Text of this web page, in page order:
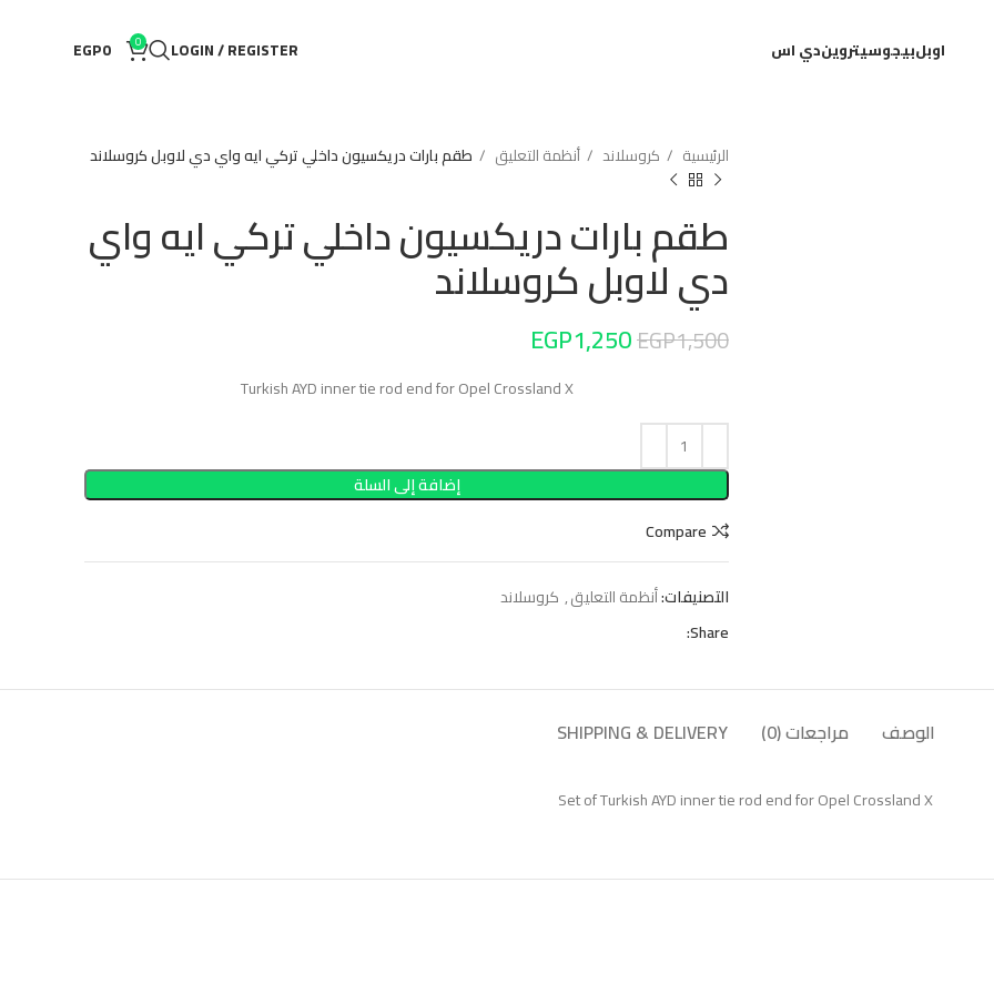
اوبلبيجوسيترويندي اس LOGIN / REGISTER
0
EGP0
الرئيسية كروسلاند أنظمة التعليق طقم بارات دريكسيون داخلي تركي ايه واي دي لاوبل كروسلاند
طقم بارات دريكسيون داخلي تركي ايه واي
دي لاوبل كروسلاند
EGP1,500
EGP1,250
Turkish AYD inner tie rod end for Opel Crossland X
إضافة إلى السلة
Compare
التصنيفات:أنظمة التعليق, كروسلاند
Share:
الوصف مراجعات (0) SHIPPING & DELIVERY
Set of Turkish AYD inner tie rod end for Opel Crossland X